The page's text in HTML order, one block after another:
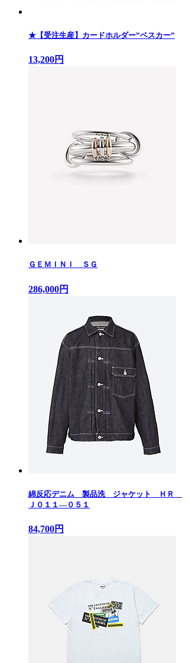
★【受注生産】カードホルダー”ベスカー”
13,200円
ＧＥＭＩＮＩ ＳＧ
286,000円
綿反応デニム 製品洗 ジャケット ＨＲ
Ｊ０１１—０５１
84,700円